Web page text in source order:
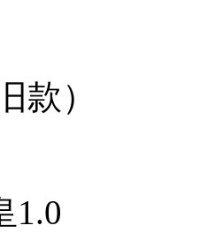
款）
1.0